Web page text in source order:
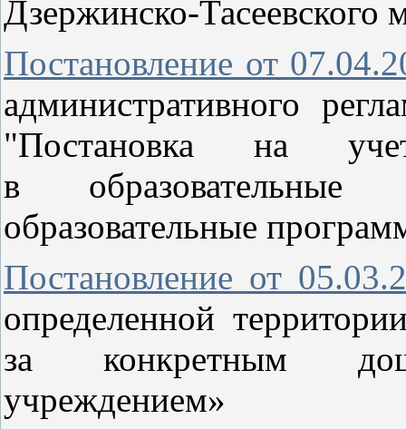
Дзержинско-Тасеевского
Постановление от
административного
"Постановка на
в образовательные
образовательные
Постановление от
определенной
за конкретным
учреждением»